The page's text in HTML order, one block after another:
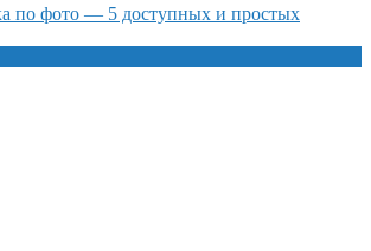
по фото — 5 доступных и простых